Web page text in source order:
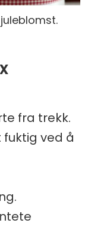
x
fra trekk.
ved å